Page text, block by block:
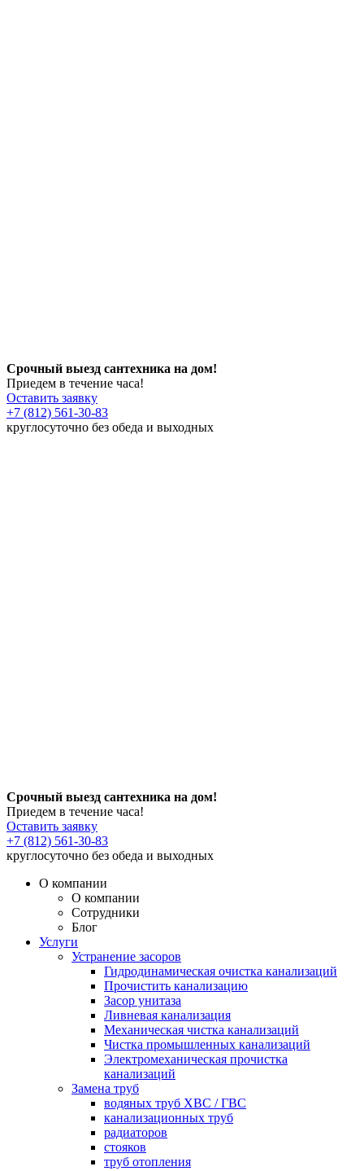
Срочный выезд сантехника на дом!
Приедем в течение часа!
Оставить заявку
+7 (812) 561-30-83
круглосуточно без обеда и выходных
Срочный выезд сантехника на дом!
Приедем в течение часа!
Оставить заявку
+7 (812) 561-30-83
круглосуточно без обеда и выходных
О компании
О компании
Сотрудники
Блог
Услуги
Устранение засоров
Гидродинамическая очистка канализаций
Прочистить канализацию
Засор унитаза
Ливневая канализация
Механическая чистка канализаций
Чистка промышленных канализаций
Электромеханическая прочистка
канализаций
Замена труб
водяных труб ХВС / ГВС
канализационных труб
радиаторов
стояков
труб отопления